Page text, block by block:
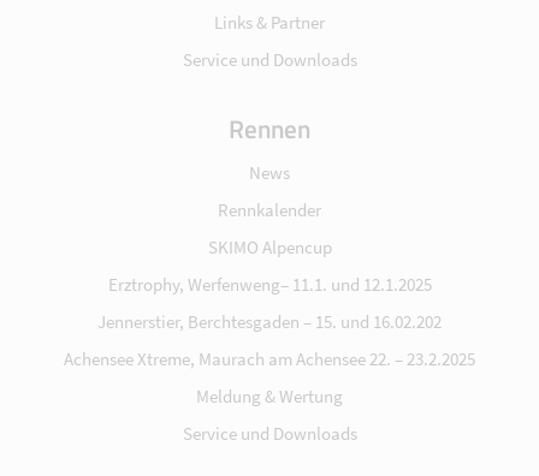
Links & Partner
Service und Downloads
Rennen
News
Rennkalender
SKIMO Alpencup
Erztrophy, Werfenweng– 11.1. und 12.1.2025
Jennerstier, Berchtesgaden – 15. und 16.02.202
Achensee Xtreme, Maurach am Achensee 22. – 23.2.2025
Meldung & Wertung
Service und Downloads